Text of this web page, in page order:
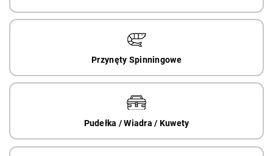
Przynęty Spinningowe
Pudełka / Wiadra / Kuwety